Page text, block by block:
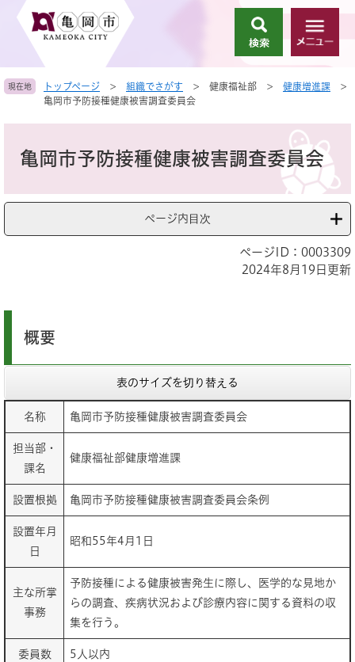
頭
す
飛
し
索
メ
ニ
ー
現在地 トップページ > 組織でさがす > 健康福祉部 > 健康増進課
>
亀岡市予防接種健康被害調査委員会
亀岡市予防接種健康被害調査委員会
ページ内目次
ページID：0003309
2024年8月19日更新
概要
表のサイズを切り替える
名称 亀岡市予防接種健康被害調査委員会
担当部・
課名
健康福祉部健康増進課
設置根拠 亀岡市予防接種健康被害調査委員会条例
設置年月
日
昭和55年4月1日
主な所掌
事務
予防接種による健康被害発生に際し、医学的な見地か
らの調査、疾病状況および診療内容に関する資料の収
集を行う。
委員数 5人以内